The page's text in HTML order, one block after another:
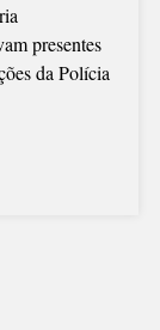
401
TEM
presentes
da Polícia